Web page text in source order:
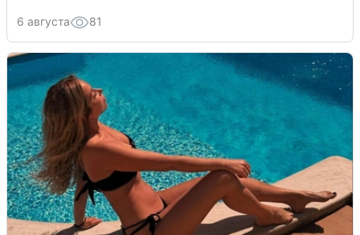
6 августа 81